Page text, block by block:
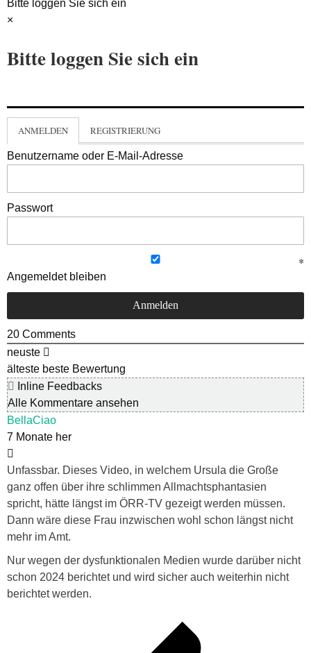
Bitte loggen Sie sich ein
×
Bitte loggen Sie sich ein
ANMELDEN REGISTRIERUNG
Benutzername oder E-Mail-Adresse
Passwort
Angemeldet bleiben
20 Comments
neuste
älteste beste Bewertung
Inline Feedbacks
Alle Kommentare ansehen
BellaCiao
7 Monate her
Unfassbar. Dieses Video, in welchem Ursula die Große
ganz offen über ihre schlimmen Allmachtsphantasien
spricht, hätte längst im ÖRR-TV gezeigt werden müssen.
Dann wäre diese Frau inzwischen wohl schon längst nicht
mehr im Amt.
Nur wegen der dysfunktionalen Medien wurde darüber nicht
schon 2024 berichtet und wird sicher auch weiterhin nicht
berichtet werden.